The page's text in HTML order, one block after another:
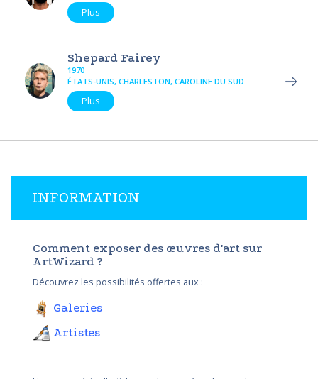
Plus
Shepard Fairey
1970
ÉTATS-UNIS, CHARLESTON, CAROLINE DU SUD
Plus
INFORMATION
Comment exposer des œuvres d'art sur
ArtWizard ?
Découvrez les possibilités offertes aux :
Galeries
Artistes